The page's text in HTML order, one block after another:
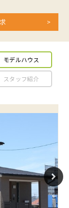
モデルハウス
スタッフ紹介